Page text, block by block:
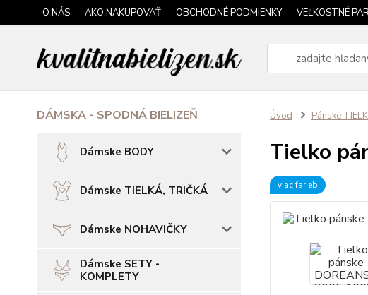
O NÁS AKO NAKUPOVAŤ OBCHODNÉ PODMIENKY VEĽKOSTNÉ
DÁMSKA - SPODNÁ BIELIZEŇ
Dámske BODY
Dámske TIELKÁ, TRIČKÁ
Dámske NOHAVIČKY
Dámske SETY -
KOMPLETY
Úvod Pánske
Tielko
viac farieb